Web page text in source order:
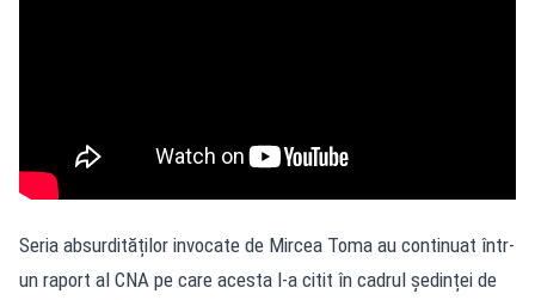
Seria absurdităților invocate de Mircea Toma au continuat într-
un raport al CNA pe care acesta l-a citit în cadrul ședinței de